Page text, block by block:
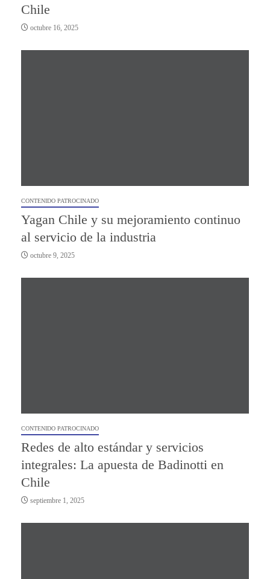
Chile
octubre 16, 2025
CONTENIDO PATROCINADO
Yagan Chile y su mejoramiento continuo
al servicio de la industria
octubre 9, 2025
CONTENIDO PATROCINADO
Redes de alto estándar y servicios
integrales: La apuesta de Badinotti en
Chile
septiembre 1, 2025